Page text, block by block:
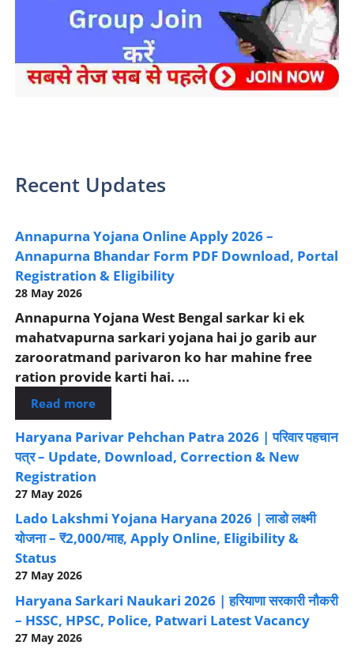
Recent Updates
Annapurna Yojana Online Apply 2026 –
Annapurna Bhandar Form PDF Download, Portal
Registration & Eligibility
28 May 2026
Annapurna Yojana West Bengal sarkar ki ek
mahatvapurna sarkari yojana hai jo garib aur
zarooratmand parivaron ko har mahine free
ration provide karti hai. ...
Read more
Haryana Parivar Pehchan Patra 2026 | परिवार पहचान
पत्र – Update, Download, Correction & New
Registration
27 May 2026
Lado Lakshmi Yojana Haryana 2026 | लाडो लक्ष्मी
योजना – ₹2,000/माह, Apply Online, Eligibility &
Status
27 May 2026
Haryana Sarkari Naukari 2026 | हरियाणा सरकारी नौकरी
– HSSC, HPSC, Police, Patwari Latest Vacancy
27 May 2026